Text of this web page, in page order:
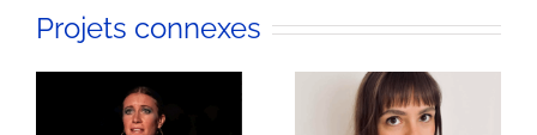
Projets connexes